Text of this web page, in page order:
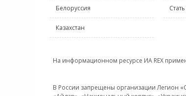
Белоруссия
Казахстан
На информационном ресурсе ИА REX
В России запрещены организации Легион